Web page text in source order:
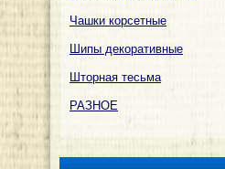
Чашки корсетные
Шипы декоративные
Шторная тесьма
РАЗНОЕ